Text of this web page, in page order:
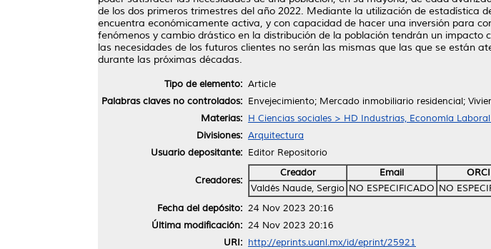
de los dos primeros trimestres del año 2022. Mediante la utilización de estadística
encuentra económicamente activa, y con capacidad de hacer una inversión para
fenómenos y cambio drástico en la distribución de la población tendrán un
las necesidades de los futuros clientes no serán las mismas que las que se están
durante las próximas décadas.
Tipo de elemento: Article
Palabras claves no controlados: Envejecimiento; Mercado inmobiliario residencial;
Materias: H Ciencias sociales > HD Industrias, Economía
Divisiones: Arquitectura
Usuario depositante: Editor Repositorio
Creadores:
Creador Email
Valdés Naude, Sergio NO ESPECIFICADO NO
Fecha del depósito: 24 Nov 2023 20:16
Última modificación: 24 Nov 2023 20:16
URI: http://eprints.uanl.mx/id/eprint/25921